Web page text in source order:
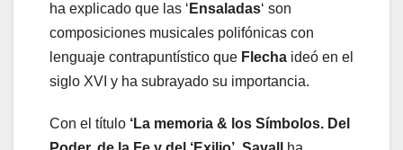
ha explicado que las ‘ Ensaladas‘ son
composiciones musicales polifónicas con
lenguaje contrapuntístico que Flecha ideó en el
siglo XVI y ha subrayado su importancia.
Con el título ‘La memoria & los Símbolos. Del